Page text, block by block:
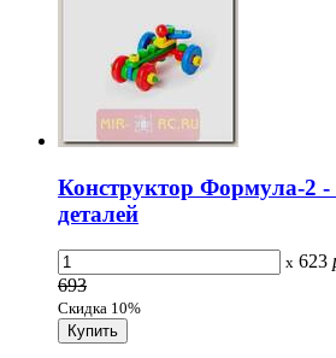
Конструктор Формула-2
деталей
x 623
693
Скидка 10%